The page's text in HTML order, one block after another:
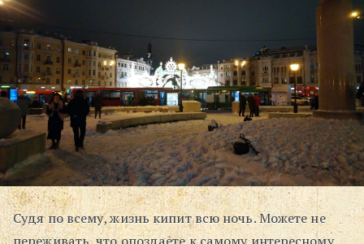
Судя по всему, жизнь кипит всю ночь. Можете не